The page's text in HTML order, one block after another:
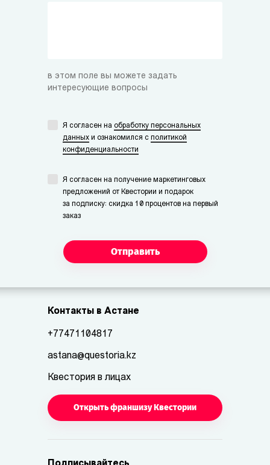
в этом поле вы можете задать
интересующие вопросы
Я согласен на обработку персональных
данных и ознакомился с политикой
конфиденциальности
Я согласен на получение маркетинговых
предложений от Квестории и подарок
за подписку: скидка 10 процентов на первый
заказ
Отправить
Контакты в Астане
+77471104817
astana@questoria.kz
Квестория в лицах
Открыть франшизу Квестории